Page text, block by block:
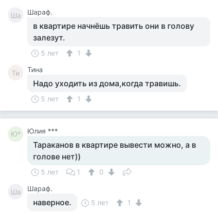
Ша Шараф.
в квартире начнёшь травить они в голову
залезут.
5 лет 1
Ти Тина
Надо уходить из дома,когда травишь.
5 лет 1
Ю* Юлия ***
Тараканов в квартире вывести можно, а в
голове нет))
5 лет 1 0
Ша Шараф.
наверное. 5 лет 1